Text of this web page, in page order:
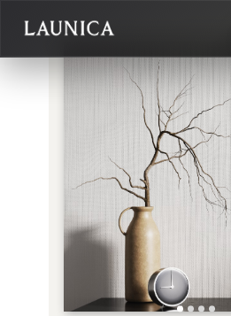
Search
作品＋アーティスト
アーティスト
出品
お知らせ
ログイン
会員登録